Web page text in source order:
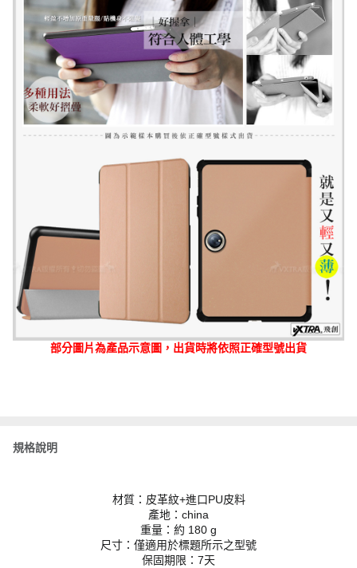
部分圖片為產品示意圖，出貨時將依照正確型號出貨
規格說明
材質：皮革紋+進口PU皮料
產地：china
重量：約 180 g
尺寸：僅適用於標題所示之型號
保固期限：7天